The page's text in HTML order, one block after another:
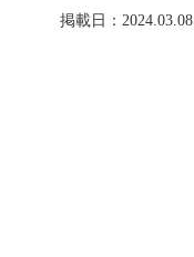
掲載日：2024.03.08